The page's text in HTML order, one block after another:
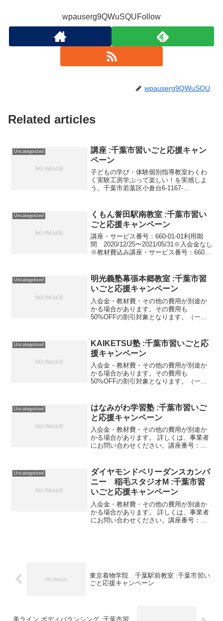
wpauserg9QWuSQUFollow
wpauserg9QWuSQU
Related articles
Uncategorized
講座 :千葉市習いごと応援キャン
ペーン
子どもの学び・体験個別指導教室わくわ
く実験工房学ぶって楽しい！を実感しよ
う。千葉市若葉区小倉台6‐1167‐
レイフラワーとミニチュア教室Pollen本...
Uncategorized
くもん誉田駅南教室 :千葉市習い
ごと応援キャンペーン
講座・サービス番号：660-01-01利用期
間 2020/12/25〜2021/05/31※入会金なし
※教材費込み講座・サービス番号：660-
ペ...
Uncategorized
明光義塾幕張本郷教室 :千葉市習
いごと応援キャンペーン
入会金・教材費・その他の費用が別途か
かる場合があります。その費用も
50%OFFの割引対象となります。（一部
01-01利用期間 2020/10/10〜2021/05/...
Uncategorized
KAIKETSU塾 :千葉市習いごと応
援キャンペーン
入会金・教材費・その他の費用が別途か
かる場合があります。その費用も
50%OFFの割引対象となります。（一部
01-01事業者提供価格24,200円▶12,100円
利用...
Uncategorized
はなみがわ学習塾 :千葉市習いご
と応援キャンペーン
入会金・教材費・その他の費用が別途か
かる場合があります。 詳しくは、事業者
にお問い合わせください。講座番号：
17:00／年長～小学...
Uncategorized
ダイヤモンドベリーダンスカンパ
ニー 稲毛スタジオM :千葉市習
いごと応援キャンペーン
入会金・教材費・その他の費用が別途か
かる場合があります。 詳しくは、事業者
にお問い合わせください。講座番号：
東京着物学院 千葉駅前教室 :千葉市習い
ごと応援キャンペーン
美ライン.ボディバランシング :千葉市習